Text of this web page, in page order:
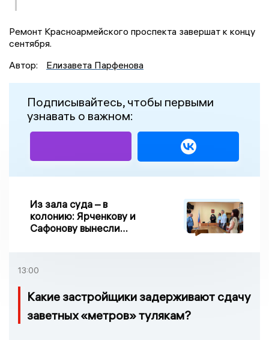
Ремонт Красноармейского проспекта завершат к концу
сентября.
Автор:
Елизавета Парфенова
Подписывайтесь, чтобы первыми
узнавать о важном:
Из зала суда – в
колонию: Ярченкову и
Сафонову вынесли
13:00
Какие застройщики задерживают сдачу
заветных «метров» тулякам?